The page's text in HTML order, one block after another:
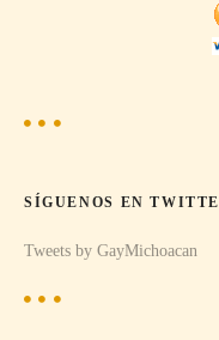
n
r
a
d
SÍGUENOS EN
Tweets by GayMichoacan